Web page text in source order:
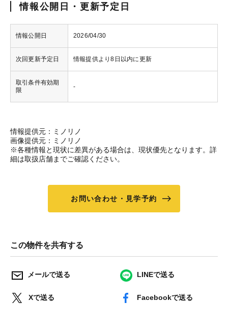
情報公開日・更新予定日
情報公開日 2026/04/30
次回更新予定日 情報提供より8日以内に更新
取引条件有効期
限
-
情報提供元：ミノリノ
画像提供元：ミノリノ
※各種情報と現状に差異がある場合は、現状優先となります。詳
細は取扱店舗までご確認ください。
お問い合わせ・見学予約
この物件を共有する
メールで送る LINEで送る
Xで送る Facebookで送る